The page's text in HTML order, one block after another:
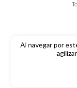
Al navegar por
Defensa de las y